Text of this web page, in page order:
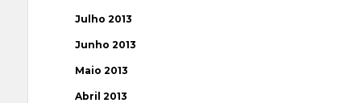
Julho 2013
Junho 2013
Maio 2013
Abril 2013